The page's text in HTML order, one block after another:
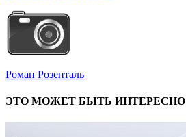
Роман Розенталь
ЭТО МОЖЕТ БЫТЬ ИНТЕРЕСНО